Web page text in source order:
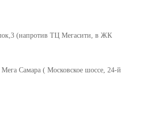
(напротив ТЦ Мегасити, в ЖК
Самара ( Московское шоссе, 24-й